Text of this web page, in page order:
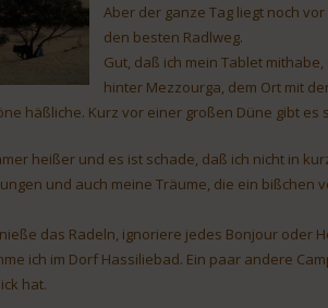
Aber der ganze Tag liegt noch
den besten Radlweg.
Gut, daß ich mein Tablet
hinter Mezzourga, dem Ort mit
häßliche. Kurz vor einer großen Düne gibt
heißer und es ist schade, daß ich nicht in
und auch meine Träume, die ein
das Radeln, ignoriere jedes Bonjour oder
ich im Dorf Hassiliebad. Ein paar andere
hat.